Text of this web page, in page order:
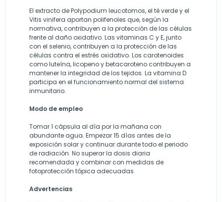
El extracto de Polypodium leucotomos, el té verde y el
Vitis vinifera aportan polifenoles que, según la
normativa, contribuyen a la protección de las células
frente al daño oxidativo. Las vitaminas C y E, junto
con el selenio, contribuyen a la protección de las
células contra el estrés oxidativo. Los carotenoides
como luteína, licopeno y betacaroteno contribuyen a
mantener la integridad de los tejidos. La vitamina D
participa en el funcionamiento normal del sistema
inmunitario.
Modo de empleo
Tomar 1 cápsula al día por la mañana con
abundante agua. Empezar 15 días antes de la
exposición solar y continuar durante todo el periodo
de radiación. No superar la dosis diaria
recomendada y combinar con medidas de
fotoprotección tópica adecuadas.
Advertencias